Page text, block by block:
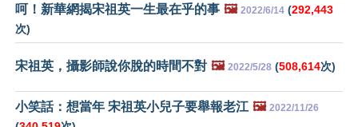
呵！新華網揭宋祖英一生最在乎的事 🖼️ 2022/6/14 (292,443
次)
宋祖英，攝影師說你脫的時間不對 🖼️ 2022/5/28 (508,614次)
小笑話：想當年 宋祖英小兒子要舉報老江 🖼️ 2022/11/26